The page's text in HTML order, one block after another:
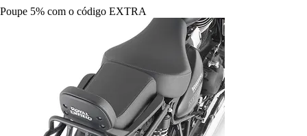
Poupe 5% com o código EXTRA